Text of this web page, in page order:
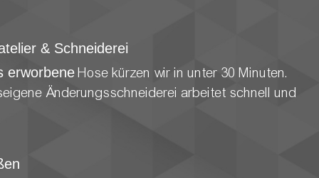
& Schneiderei
erworbeneHose kürzen wir in unter 30 Minuten.
Änderungsschneiderei arbeitet schnell und